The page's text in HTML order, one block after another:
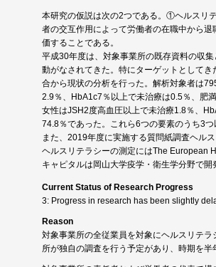
本研究の仮説は次の2つである。①ヘルスリ
者の交互作用によって労働者の在職中から
価することである。
平成30年度は、対象事業所の既存資料の収
動がなされてきた。特にターゲットとして
合から現状の分析を行った。解析対象者は
2.9％、HbA1c7％以上で未治療は0.5％、肥
女性はJSH2度高血圧以上で未治療1.8％、
74.8％であった。これら6つの要素のうち3
また、2019年度に実施する質問紙調査ヘル
ヘルスリテラシーの測定にはThe European
キャピタルは岡山大学疫学・衛生学分野で
Current Status of Research Progress
3: Progress in research has been slightly
Reason
対象事業所の全従業員を対象にヘルスリテ
所が独自の調査を行う予定があり、時期を